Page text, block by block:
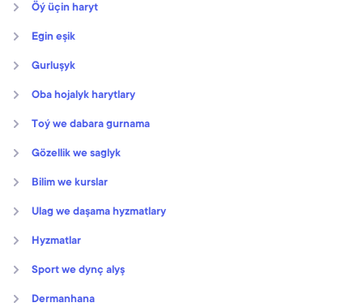
Öý üçin haryt
Egin eşik
Gurluşyk
Oba hojalyk harytlary
Toý we dabara gurnama
Gözellik we saglyk
Bilim we kurslar
Ulag we daşama hyzmatlary
Hyzmatlar
Sport we dynç alyş
Dermanhana